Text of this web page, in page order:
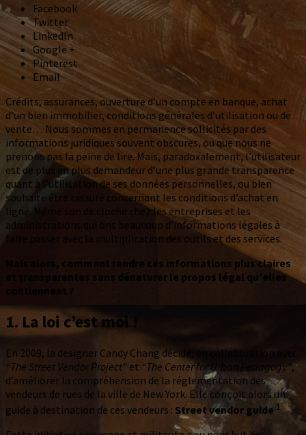
Facebook
Twitter
LinkedIn
Google +
Pinterest
Email
Crédits, assurances, ouverture d’un compte en banque, achat
d’un bien immobilier, conditions générales d’utilisation ou de
vente… Nous sommes en permanence sollicités par des
informations juridiques souvent obscures, ou que nous ne
prenons pas la peine de lire. Mais, paradoxalement, l’utilisateur
est de plus en plus demandeur d’une plus grande transparence
quant à l’utilisation de ses données personnelles, ou bien
souhaite être rassuré concernant les conditions d’achat en
ligne. Même son de cloche chez les entreprises et les
administrations qui ont beaucoup d’informations légales à
faire passer avec la multiplication des outils et des services.
Mais alors, comment rendre ces informations plus claires
et transparentes sans dénaturer le propos légal qu’elles
contiennent ?
1. La loi c’est moi !
En 2009, la designer Candy Chang décide, en collaboration avec
“The Street Vendor Project” et “The Center for Urban Pedagogy”,
d’améliorer la compréhension de la réglementation des
vendeurs de rues de la ville de New York. Elle conçoit alors un
guide à destination de ces vendeurs : Street vendor guide 1